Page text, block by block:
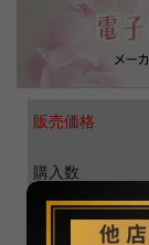
販売価格
購入数